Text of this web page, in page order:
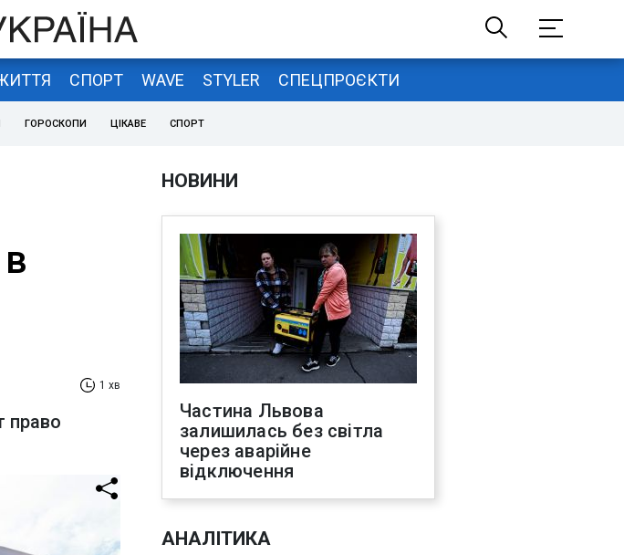
СПОРТ WAVE STYLER СПЕЦПРОЄКТИ
ГОРОСКОПИ ЦІКАВЕ СПОРТ
1 хв
право
НОВИНИ
Частина Львова
залишилась без світла
через аварійне
відключення
АНАЛІТИКА